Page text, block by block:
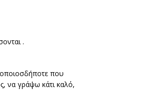
.
που
να γράψω κάτι καλό,